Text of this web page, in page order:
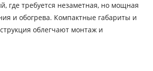
где требуется незаметная, но мощная
и обогрева. Компактные габариты и
облегчают монтаж и